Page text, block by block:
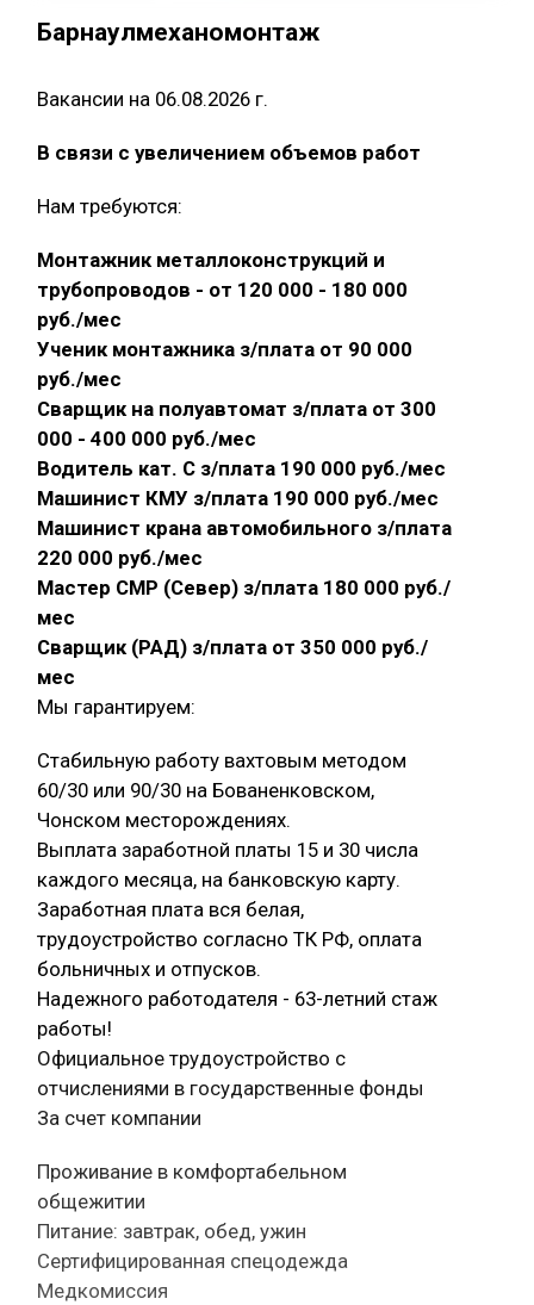
Барнаулмеханомонтаж
Вакансии на 06.08.2026 г.
В связи с увеличением объемов работ
Нам требуются:
Монтажник металлоконструкций и
трубопроводов - от 120 000 - 180 000
руб./мес
Ученик монтажника з/плата от 90 000
руб./мес
Сварщик на полуавтомат з/плата от 300
000 - 400 000 руб./мес
Водитель кат. С з/плата 190 000 руб./мес
Машинист КМУ з/плата 190 000 руб./мес
Машинист крана автомобильного з/плата
220 000 руб./мес
Мастер СМР (Север) з/плата 180 000 руб./
мес
Сварщик (РАД) з/плата от 350 000 руб./
мес
Мы гарантируем:
Стабильную работу вахтовым методом
60/30 или 90/30 на Бованенковском,
Чонском месторождениях.
Выплата заработной платы 15 и 30 числа
каждого месяца, на банковскую карту.
Заработная плата вся белая,
трудоустройство согласно ТК РФ, оплата
больничных и отпусков.
Надежного работодателя - 63-летний стаж
работы!
Официальное трудоустройство с
отчислениями в государственные фонды
За счет компании
Проживание в комфортабельном
общежитии
Питание: завтрак, обед, ужин
Сертифицированная спецодежда
Медкомиссия